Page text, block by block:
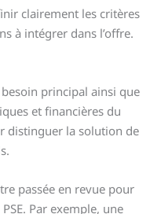
clairement les critères
à intégrer dans l’offre.
principal ainsi que
et financières du
distinguer la solution de
passée en revue pour
Par exemple, une